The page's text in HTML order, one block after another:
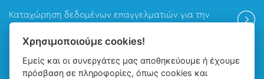
Καταχώρηση δεδομένων επαγγελματιών για την
Βρείτε μας
Χρησιμοποιούμε cookies!
Εμείς και οι συνεργάτες μας αποθηκεύουμε ή έχουμε
πρόσβαση σε πληροφορίες, όπως cookies και